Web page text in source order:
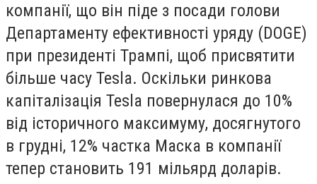
компанії, що він піде з посади голови
Департаменту ефективності уряду (DOGE)
при президенті Трампі, щоб присвятити
більше часу Tesla. Оскільки ринкова
капіталізація Tesla повернулася до 10%
від історичного максимуму, досягнутого
в грудні, 12% частка Маска в компанії
тепер становить 191 мільярд доларів.